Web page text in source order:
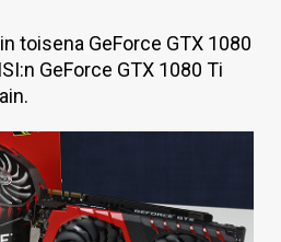
toisena GeForce GTX 1080
GeForce GTX 1080 Ti